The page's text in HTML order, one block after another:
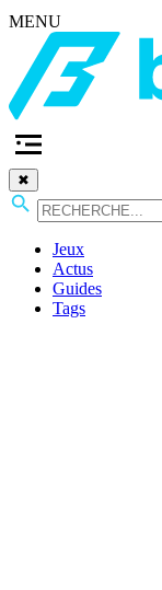
MENU
✖
Jeux
Actus
Guides
Tags